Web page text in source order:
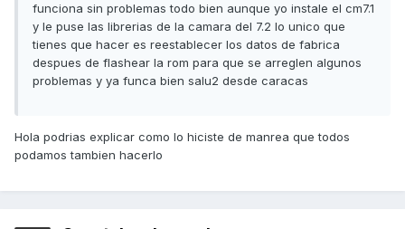
funciona sin problemas todo bien aunque yo instale el cm7.1
y le puse las librerias de la camara del 7.2 lo unico que
tienes que hacer es reestablecer los datos de fabrica
despues de flashear la rom para que se arreglen algunos
problemas y ya funca bien salu2 desde caracas
Hola podrias explicar como lo hiciste de manrea que todos
podamos tambien hacerlo